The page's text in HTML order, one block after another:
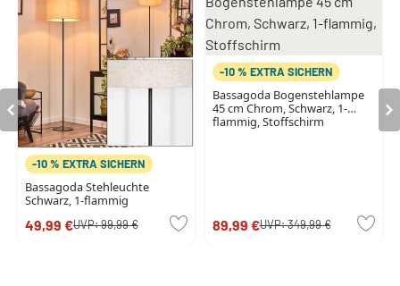
-10 % EXTRA SICHERN
Bassagoda Stehleuchte
Schwarz, 1-flammig
49,99 €UVP:99,99 €
-10 % EXTRA SICHERN
Bassagoda Bogenstehlampe
45 cm Chrom, Schwarz, 1-
flammig, Stoffschirm
89,99 €UVP:349,99 €